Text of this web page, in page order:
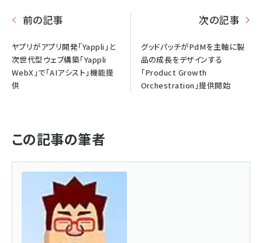
前の記事
ヤプリがアプリ開発「Yappli」と
次世代型ウェブ構築「Yappli
WebX」で「AIアシスト」機能提
供
次の記事
グッドパッチがPdMを主軸に製
品の成長をデザインする
「Product Growth
Orchestration」提供開始
この記事の筆者